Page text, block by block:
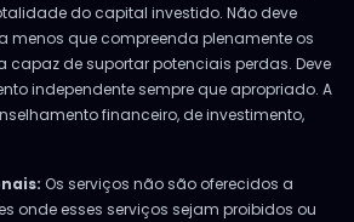
do capital investido. Não deve
menos que compreenda plenamente os
capaz de suportar potenciais perdas. Deve
independente sempre que apropriado. A
financeiro, de investimento,
Os serviços não são oferecidos a
onde esses serviços sejam proibidos ou